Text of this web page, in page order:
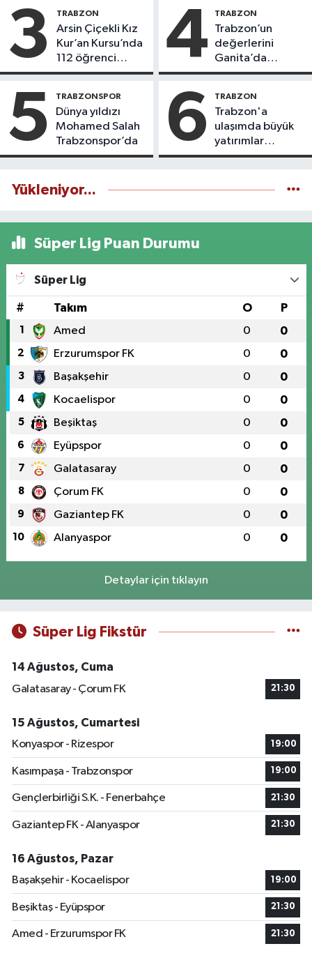
3 TRABZON
Arsin Çiçekli Kız
Kur’an Kursu’nda
112 öğrenci
icazet aldı
4 TRABZON
Trabzon’un
değerlerini
Ganita’da
yaşatıyoruz
5 TRABZONSPOR
Dünya yıldızı
Mohamed Salah
Trabzonspor’da
6 TRABZON
Trabzon'a
ulaşımda büyük
yatırımlar
yapılıyor
Yükleniyor...
Süper Lig Puan Durumu
Süper Lig
# Takım O P
1 Amed 0 0
2 Erzurumspor FK 0 0
3 Başakşehir 0 0
4 Kocaelispor 0 0
5 Beşiktaş 0 0
6 Eyüpspor 0 0
7 Galatasaray 0 0
8 Çorum FK 0 0
9 Gaziantep FK 0 0
10 Alanyaspor 0 0
Detaylar için tıklayın
Süper Lig Fikstür
14 Ağustos, Cuma
Galatasaray - Çorum FK
21:30
15 Ağustos, Cumartesi
Konyaspor - Rizespor
19:00
Kasımpaşa - Trabzonspor 19:00
Gençlerbirliği S.K. - Fenerbahçe 21:30
Gaziantep FK - Alanyaspor 21:30
16 Ağustos, Pazar
Başakşehir - Kocaelispor
19:00
Beşiktaş - Eyüpspor 21:30
Amed - Erzurumspor FK 21:30